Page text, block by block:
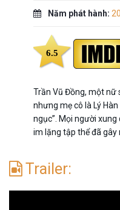
Năm phát hành:
6.5
Trần Vũ Đồng, một nữ
nhưng mẹ cô là Lý
ngục”. Mọi người
im lặng tập thể đã gây
Trailer: